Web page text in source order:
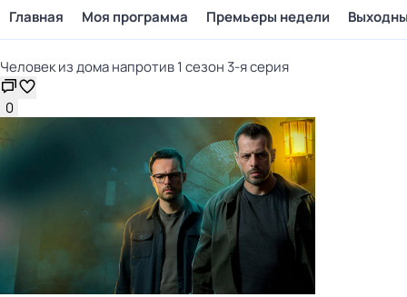
Главная Моя программа Премьеры недели
Человек из дома напротив 1 сезон 3-я серия
0